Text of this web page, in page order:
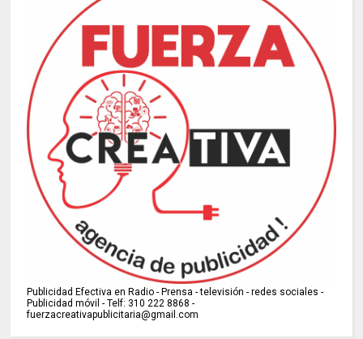
Publicidad Efectiva en Radio - Prensa - televisión - redes sociales -
Publicidad móvil - Telf: 310 222 8868 -
fuerzacreativapublicitaria@gmail.com